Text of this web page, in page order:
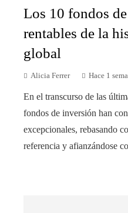
Los 10 fondos
rentables de la
global
Alicia Ferrer Hace 1
En el transcurso de las
fondos de inversión han
excepcionales, rebasando
referencia y afianzándose